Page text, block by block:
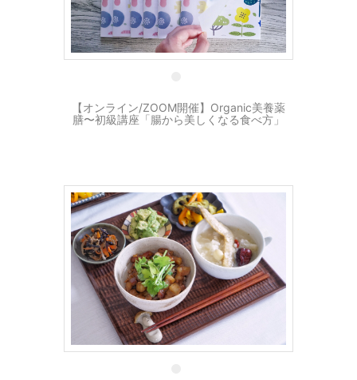
19 4月
【オンライン/ZOOM開催】Organic美養薬
膳〜初級講座「腸から美しくなる食べ方」
9 3月